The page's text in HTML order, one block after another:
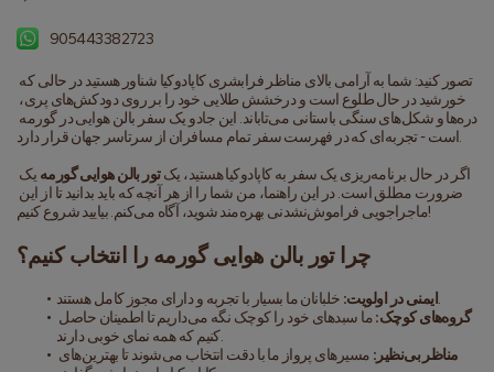
است - تجربه‌ای که در فهرست سفر تمام مسافران از سرتاسر جهان قرار دارد.
اگر در حال برنامه‌ریزی یک سفر به کاپادوکیا هستید، یک
تور بالن هوایی گورمه
ماجراجویی فراموش‌نشدنی بهره‌مند شوید، آگاه می‌کنم. بیایید شروع کنیم!
چرا تور بالن هوایی گورمه را انتخاب کنیم؟
ایمنی در اولویت: خلبانان ما بسیار با تجربه و دارای مجوز کامل هستند.
گروه‌های کوچک:
کنیم که همه نمای خوبی دارند.
مناظر بی‌نظیر:
905443382723